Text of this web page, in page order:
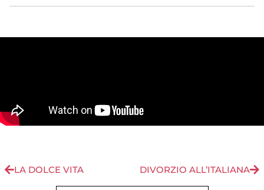
LA DOLCE VITA DIVORZIO ALL’ITALIANA